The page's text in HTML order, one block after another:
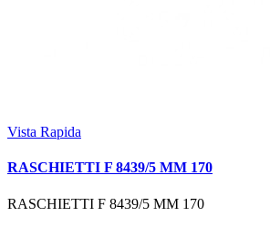
Vista Rapida
RASCHIETTI F 8439/5 MM 170
RASCHIETTI F 8439/5 MM 170